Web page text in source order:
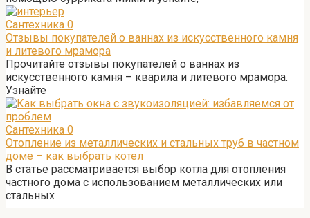
Сантехника 0
Отзывы покупателей о ваннах из искусственного камня
и литевого мрамора
Прочитайте отзывы покупателей о ваннах из
искусственного камня – кварила и литевого мрамора.
Узнайте
Сантехника 0
Отопление из металлических и стальных труб в частном
доме – как выбрать котел
В статье рассматривается выбор котла для отопления
частного дома с использованием металлических или
стальных